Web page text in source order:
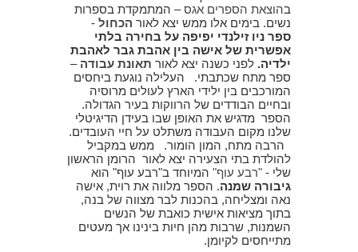
בהוצאת הספרים אגס– המתמקדת בספרות
נשים. בימים אלו ממש יצא לאור הכחול -
ספר ניו זילנדי יפיפה על בחירה בלתי
אפשרית של אישה בין אהבת גבר לאהבת
ילדיה. לפני כשנה יצא לאור תאונת עבודה –
ספר מתח שכתבתי. העלילה נוגעת ביחסים
המורכבים בין ילידי הארץ לעולים מרוסיה
ובחיים הבודדים של הרווקות בעיר הגדולה.
הספר מדגיש את האופן שבו בעידן הדיגיטלי
שלנו מקום העבודה משתלט על חיי העובדים.
הרבה מתח, המון הומור. ממש במקביל
להולדת בתי הצעירה יצא לאור הרומן הראשון
שלי - "רבע עוף" המיוחד ב"רבע עוף" הוא
גיבורה שמנה. הספר מלווה את רוית, אישה
נאה ומצליחה, בהכנות לבר מצווה של בנה,
בתוך מציאות אישית כואבת של הנשים
השמנות, שרבות מהן חיות בינינו אך מעטים
מתייחסים לקיומן.